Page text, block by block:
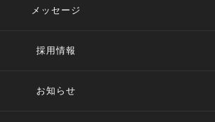
メッセージ
採用情報
お知らせ